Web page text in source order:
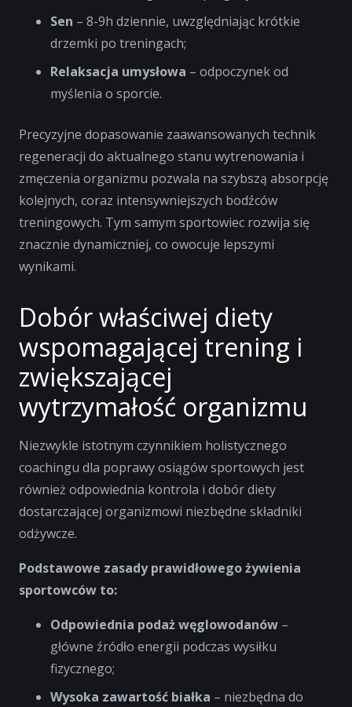
Sen – 8-9h dziennie, uwzględniając krótkie
drzemki po treningach;
Relaksacja umysłowa – odpoczynek od
myślenia o sporcie.
Precyzyjne dopasowanie zaawansowanych technik
regeneracji do aktualnego stanu wytrenowania i
zmęczenia organizmu pozwala na szybszą absorpcję
kolejnych, coraz intensywniejszych bodźców
treningowych. Tym samym sportowiec rozwija się
znacznie dynamiczniej, co owocuje lepszymi
wynikami.
Dobór właściwej diety
wspomagającej trening i
zwiększającej
wytrzymałość organizmu
Niezwykle istotnym czynnikiem holistycznego
coachingu dla poprawy osiągów sportowych jest
również odpowiednia kontrola i dobór diety
dostarczającej organizmowi niezbędne składniki
odżywcze.
Podstawowe zasady prawidłowego żywienia
sportowców to:
Odpowiednia podaż węglowodanów –
główne źródło energii podczas wysiłku
fizycznego;
Wysoka zawartość białka – niezbędna do